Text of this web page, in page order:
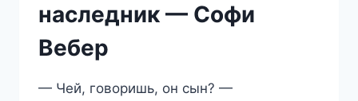
наследник — Софи
Вебер
— Чей, говоришь, он сын? —